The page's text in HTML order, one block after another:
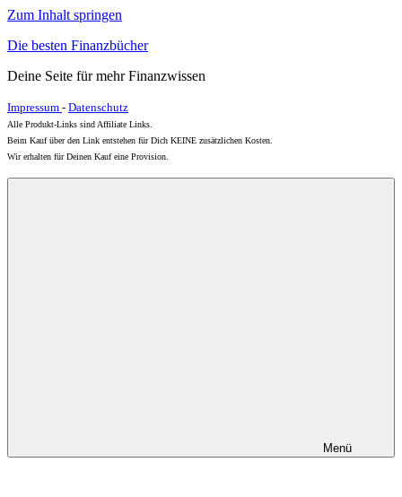
Zum Inhalt springen
Die besten Finanzbücher
Deine Seite für mehr Finanzwissen
Impressum - Datenschutz
Alle Produkt-Links sind Affiliate Links.
Beim Kauf über den Link entstehen für Dich KEINE zusätzlichen Kosten.
Wir erhalten für Deinen Kauf eine Provision.
Menü